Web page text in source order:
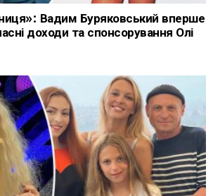
Вадим Буряковський вперше
доходи та спонсорування Олі